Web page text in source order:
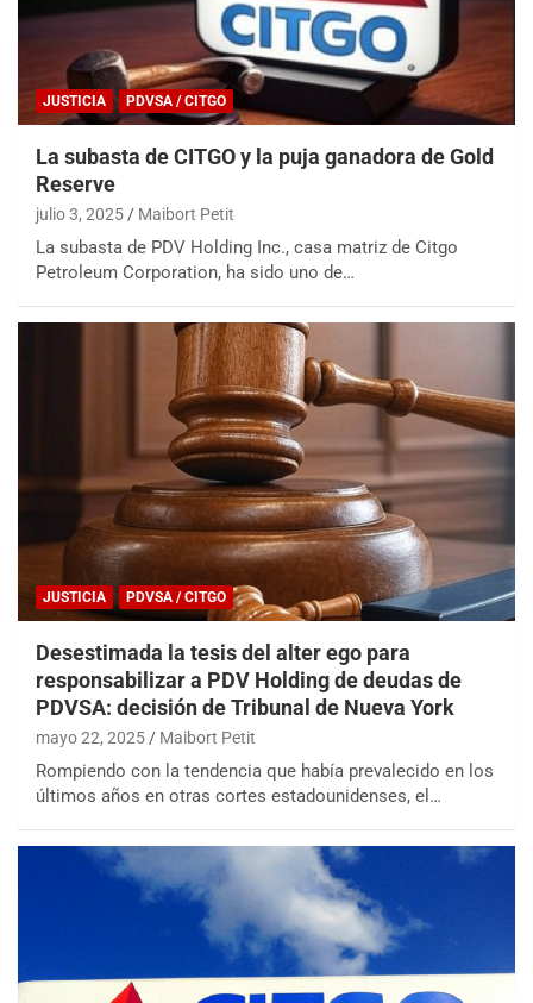
JUSTICIA PDVSA / CITGO
La subasta de CITGO y la puja ganadora de Gold
Reserve
julio 3, 2025 Maibort Petit
La subasta de PDV Holding Inc., casa matriz de Citgo
Petroleum Corporation, ha sido uno de…
JUSTICIA PDVSA / CITGO
Desestimada la tesis del alter ego para
responsabilizar a PDV Holding de deudas de
PDVSA: decisión de Tribunal de Nueva York
mayo 22, 2025 Maibort Petit
Rompiendo con la tendencia que había prevalecido en los
últimos años en otras cortes estadounidenses, el…